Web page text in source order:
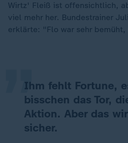
Wirtz' Fleiß ist offensichtlich,
viel mehr her. Bundestrainer
erklärte: "Flo war sehr bemüht,
Ihm fehlt Fortune,
bisschen das Tor,
Aktion. Aber das
sicher.
„